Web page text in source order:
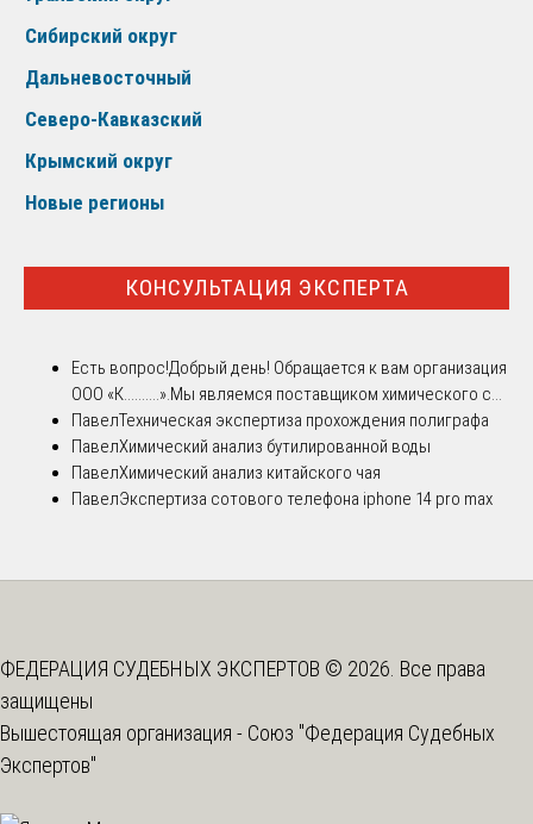
Сибирский округ
Дальневосточный
Северо-Кавказский
Крымский округ
Новые регионы
КОНСУЛЬТАЦИЯ ЭКСПЕРТА
Есть вопрос!Добрый день! Обращается к вам организация
ООО «К..........».Мы являемся поставщиком химического с...
ПавелТехническая экспертиза прохождения полиграфа
ПавелХимический анализ бутилированной воды
ПавелХимический анализ китайского чая
ПавелЭкспертиза сотового телефона iphone 14 pro max
ФЕДЕРАЦИЯ СУДЕБНЫХ ЭКСПЕРТОВ © 2026. Все права
защищены
Вышестоящая организация - Союз "Федерация Судебных
Экспертов"